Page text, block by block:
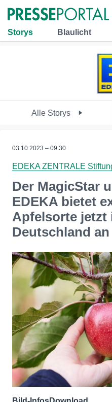
Storys Blaulicht
Alle Storys
03.10.2023 – 09:30
EDEKA ZENTRALE
Der MagicStar
EDEKA bietet
Apfelsorte jetzt
Deutschland an